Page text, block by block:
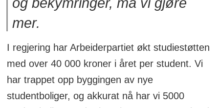
mer.
I regjering har Arbeiderpartiet økt studiestøtten
med over 40 000 kroner i året per student. Vi
har trappet opp byggingen av nye
studentboliger, og akkurat nå har vi 5000